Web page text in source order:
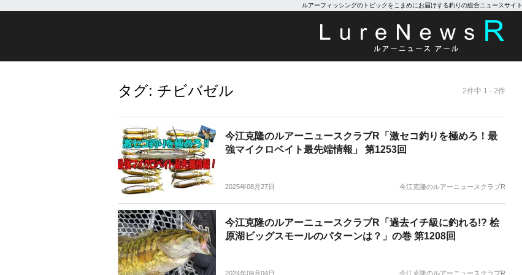
ルアーフィッシングのトピックをこまめにお届けする釣りの総合ニュースサイト
タグ: チビバゼル 2件中 1 - 2件
今江克隆のルアーニュースクラブR「激セコ釣りを極めろ！最
強マイクロベイト最先端情報」 第1253回
2025年08月27日 今江克隆のルアーニュースクラブR
今江克隆のルアーニュースクラブR「過去イチ級に釣れる!? 桧
原湖ビッグスモールのパターンは？」の巻 第1208回
2024年09月04日 今江克隆のルアーニュースクラブR